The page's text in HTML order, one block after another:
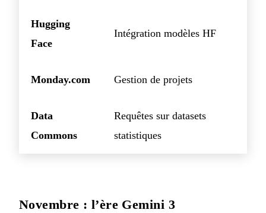
Hugging
Face
Intégration modèles HF
Monday.com Gestion de projets
Data
Commons
Requêtes sur datasets
statistiques
Novembre : l’ère Gemini 3